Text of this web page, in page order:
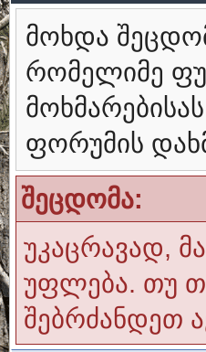
მოხდა
რომელიმე
ფორუმის
შეცდომა:
უკაცრავად,
უფლება. თუ
შებრძანდეთ